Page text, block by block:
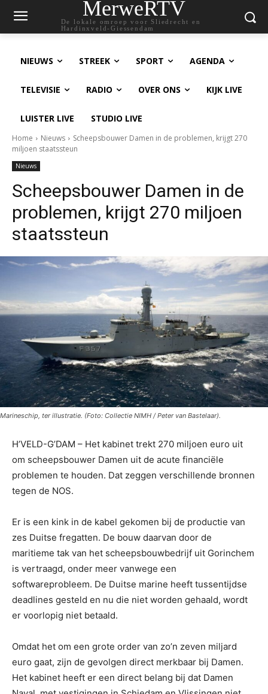
MerweRTV
De lokale omroep voor Sliedrecht en
Hardinxveld-Giessendam
NIEUWS STREEK SPORT AGENDA
TELEVISIE RADIO OVER ONS KIJK LIVE
LUISTER LIVE STUDIO LIVE
Home Nieuws
Scheepsbouwer Damen in de problemen, krijgt 270
miljoen staatssteun
Nieuws
Scheepsbouwer Damen in de
problemen, krijgt 270 miljoen
staatssteun
Marineschip, ter illustratie. (Foto: Collectie NIMH / Peter van Bastelaar).
H’VELD-G’DAM – Het kabinet trekt 270 miljoen euro uit
om scheepsbouwer Damen uit de acute financiële
problemen te houden. Dat zeggen verschillende bronnen
tegen de NOS.
Er is een kink in de kabel gekomen bij de productie van
zes Duitse fregatten. De bouw daarvan door de
maritieme tak van het scheepsbouwbedrijf uit Gorinchem
is vertraagd, onder meer vanwege een
softwareprobleem. De Duitse marine heeft tussentijdse
deadlines gesteld en nu die niet worden gehaald, wordt
er voorlopig niet betaald.
Omdat het om een grote order van zo’n zeven miljard
euro gaat, zijn de gevolgen direct merkbaar bij Damen.
Het kabinet heeft er een direct belang bij dat Damen